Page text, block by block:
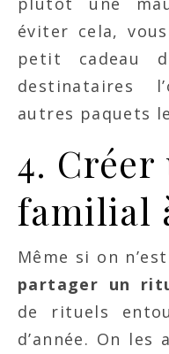
éviter cela,
petit cadeau
destinataires
autres paquets
4.
familial
Même si on
partager un
de rituels
d’année. On